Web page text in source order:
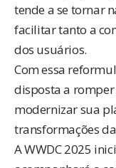
tende a se tornar
facilitar tanto a
dos usuários.
Com essa
disposta a
modernizar sua
transformações
A WWDC 2025